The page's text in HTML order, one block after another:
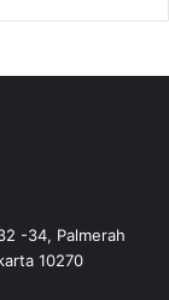
-34, Palmerah
10270